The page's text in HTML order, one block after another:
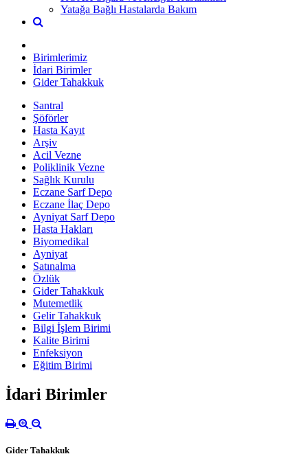
Yatağa Bağlı Hastalarda Bakım
Birimlerimiz
İdari Birimler
Gider Tahakkuk
Santral
Şöförler
Hasta Kayıt
Arşiv
Acil Vezne
Poliklinik Vezne
Sağlık Kurulu
Eczane Sarf Depo
Eczane İlaç Depo
Ayniyat Sarf Depo
Hasta Hakları
Biyomedikal
Ayniyat
Satınalma
Özlük
Gider Tahakkuk
Mutemetlik
Gelir Tahakkuk
Bilgi İşlem Birimi
Kalite Birimi
Enfeksiyon
Eğitim Birimi
İdari Birimler
Gider Tahakkuk